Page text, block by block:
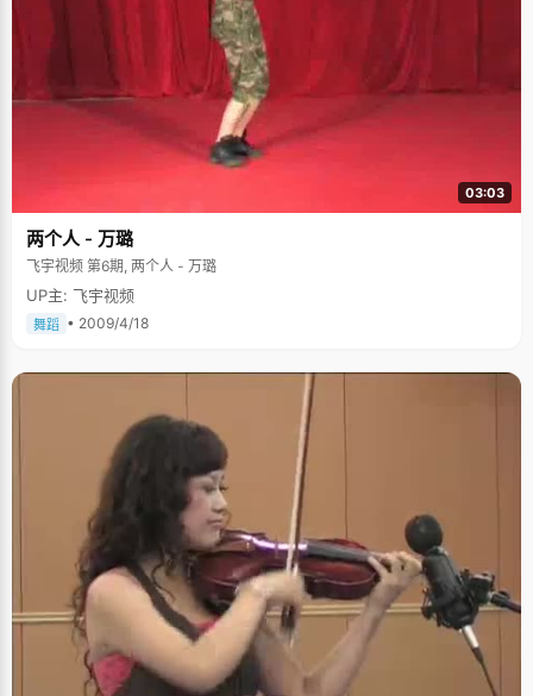
03:03
两个人 - 万璐
飞宇视频 第6期, 两个人 - 万璐
UP主: 飞宇视频
舞蹈 • 2009/4/18